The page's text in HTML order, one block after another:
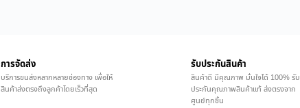
การจัดส่ง
บริการขนส่งหลากหลายช่องทาง เพื่อให้
สินค้าส่งตรงถึงลูกค้าโดยเร็วที่สุด
รับประกันสินค้า
สินค้าดี มีคุณภาพ มั่นใจได้ 100% รับ
ประกันคุณภาพสินค้าแท้ ส่งตรงจาก
ศูนย์ทุกชิ้น